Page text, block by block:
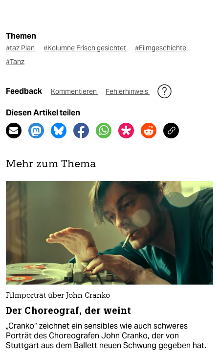
Themen
#taz Plan #Kolumne Frisch gesichtet
#Filmgeschichte
#Tanz
Feedback Kommentieren Fehlerhinweis
Diesen Artikel teilen
Mehr zum Thema
Filmporträt über John Cranko
Der Choreograf, der weint
„Cranko“ zeichnet ein sensibles wie auch schweres
Porträt des Choreografen John Cranko, der von
Stuttgart aus dem Ballett neuen Schwung gegeben hat.